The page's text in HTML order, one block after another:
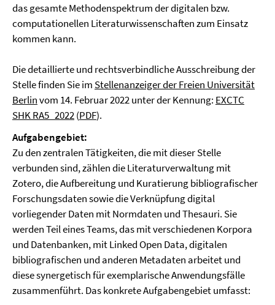
das gesamte Methodenspektrum der digitalen bzw.
computationellen Literaturwissenschaften zum Einsatz
kommen kann.
Die detaillierte und rechtsverbindliche Ausschreibung der
Stelle finden Sie im Stellenanzeiger der Freien Universität
Berlinvom 14. Februar 2022 unter der Kennung: EXCTC
SHK RA5_2022(PDF).
Aufgabengebiet:
Zu den zentralen Tätigkeiten, die mit dieser Stelle
verbunden sind, zählen die Literaturverwaltung mit
Zotero, die Aufbereitung und Kuratierung bibliografischer
Forschungsdaten sowie die Verknüpfung digital
vorliegender Daten mit Normdaten und Thesauri. Sie
werden Teil eines Teams, das mit verschiedenen Korpora
und Datenbanken, mit Linked Open Data, digitalen
bibliografischen und anderen Metadaten arbeitet und
diese synergetisch für exemplarische Anwendungsfälle
zusammenführt. Das konkrete Aufgabengebiet umfasst: